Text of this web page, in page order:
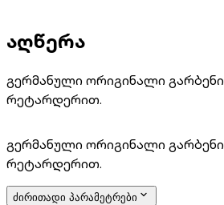
აღწერა
გერმანული ორიგინალი
რეტარდერით.
გერმანული ორიგინალი
რეტარდერით.
ძირითადი პარამეტრები